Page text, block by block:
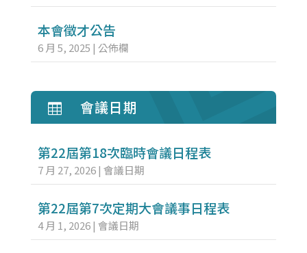
本會徵才公告
6 月 5, 2025 | 公佈欄
 會議日期
第22屆第18次臨時會議日程表
7 月 27, 2026| 會議日期
第22屆第7次定期大會議事日程表
4 月 1, 2026| 會議日期